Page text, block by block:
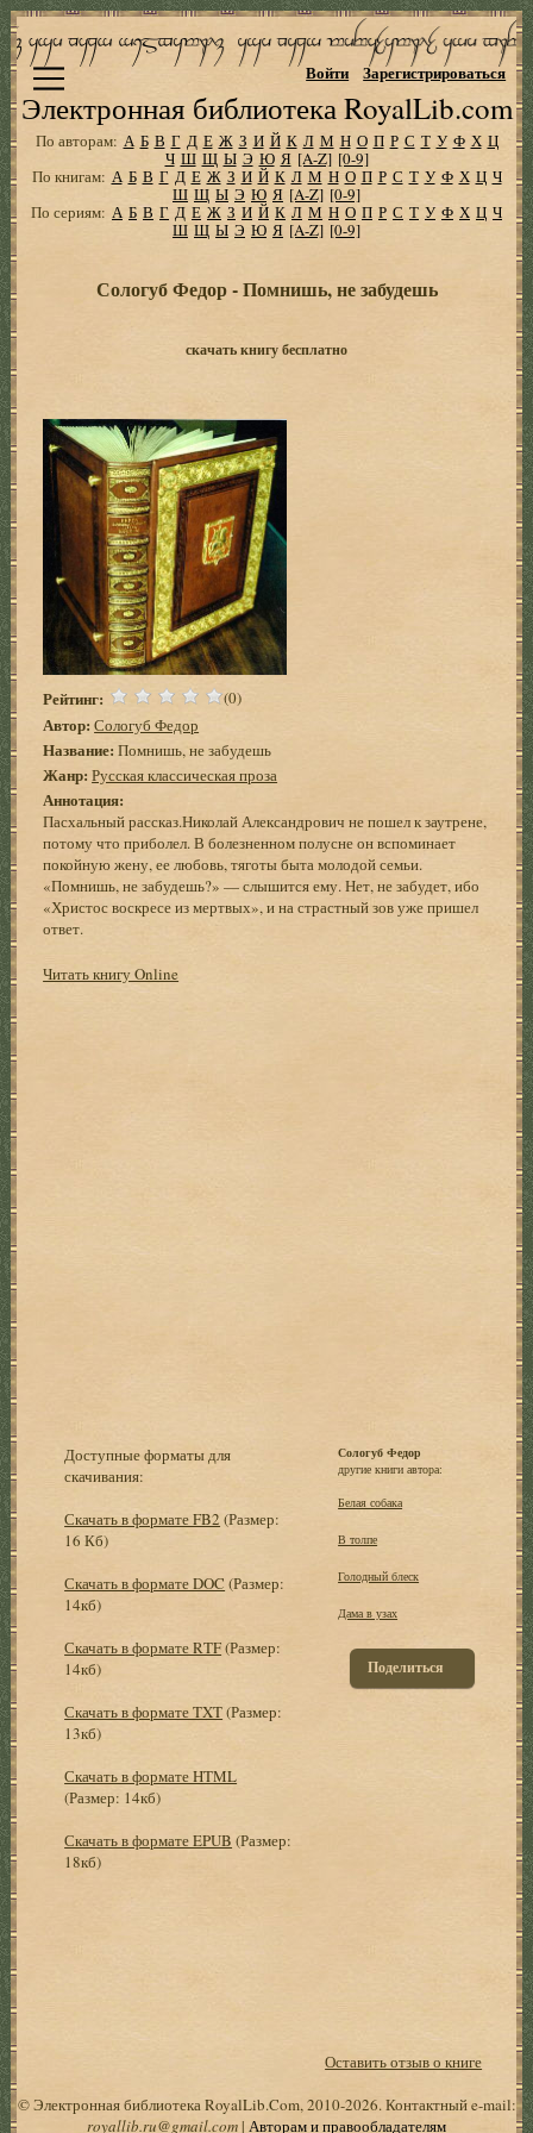
Электронная библиотека RoyalLib.com
Войти Зарегистрироваться
По авторам: А Б В Г Д Е Ж З И Й К Л М Н О П Р С Т У Ф Х Ц
Ч Ш Щ Ы Э Ю Я [A-Z] [0-9]
По книгам: А Б В Г Д Е Ж З И Й К Л М Н О П Р С Т У Ф Х Ц Ч
Ш Щ Ы Э Ю Я [A-Z] [0-9]
По сериям: А Б В Г Д Е Ж З И Й К Л М Н О П Р С Т У Ф Х Ц Ч
Ш Щ Ы Э Ю Я [A-Z] [0-9]
Сологуб Федор - Помнишь, не забудешь
скачать книгу бесплатно
Рейтинг: (0)
Автор: Сологуб Федор
Название: Помнишь, не забудешь
Жанр: Русская классическая проза
Аннотация:
Пасхальный рассказ.Николай Александрович не пошел к заутрене,
потому что приболел. В болезненном полусне он вспоминает
покойную жену, ее любовь, тяготы быта молодой семьи.
«Помнишь, не забудешь?» — слышится ему. Нет, не забудет, ибо
«Христос воскресе из мертвых», и на страстный зов уже пришел
ответ.
Читать книгу Online
Доступные форматы для
скачивания:
Скачать в формате FB2 (Размер:
16 Кб)
Скачать в формате DOC (Размер:
14кб)
Скачать в формате RTF(Размер:
14кб)
Скачать в формате TXT(Размер:
13кб)
Скачать в формате HTML
(Размер: 14кб)
Скачать в формате EPUB (Размер:
18кб)
Сологуб Федор
другие книги автора:
Белая собака
В толпе
Голодный блеск
Дама в узах
Поделиться
Оставить отзыв о книге
© Электронная библиотека RoyalLib.Com, 2010-2026. Контактный e-mail:
royallib.ru@gmail.com| Авторам и правообладателям